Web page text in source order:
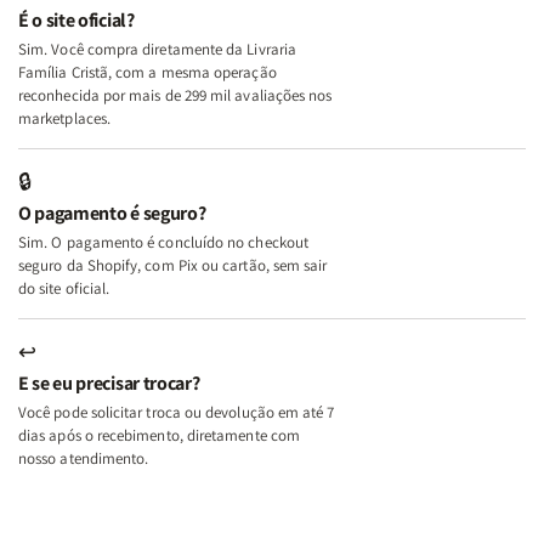
e
Deus
+
A
Mulher
Lar
+
A
Lar
É o site oficial?
Sim. Você compra diretamente da Livraria
Família Cristã, com a mesma operação
reconhecida por mais de 299 mil avaliações nos
marketplaces.
🔒
O pagamento é seguro?
Sim. O pagamento é concluído no checkout
seguro da Shopify, com Pix ou cartão, sem sair
do site oficial.
↩
E se eu precisar trocar?
Você pode solicitar troca ou devolução em até 7
dias após o recebimento, diretamente com
nosso atendimento.